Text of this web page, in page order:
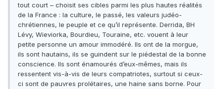
tout court – choisit ses cibles parmi les plus hautes réalités
de la France : la culture, le passé, les valeurs judéo-
chrétiennes, le peuple et ce qu’il représente. Derrida, BH
Lévy, Wieviorka, Bourdieu, Touraine, etc. vouent à leur
petite personne un amour immodéré. Ils ont de la morgue,
ils sont hautains, ils se guindent sur le piédestal de la bonne
conscience. Ils sont énamourés d’eux-mêmes, mais ils
ressentent vis-à-vis de leurs compatriotes, surtout si ceux-
ci sont de pauvres prolétaires, une haine sans borne. Pour